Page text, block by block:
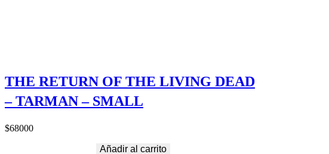
THE RETURN OF THE LIVING DEAD
– TARMAN – SMALL
$68000
Añadir al carrito